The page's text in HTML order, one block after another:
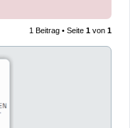
1 Beitrag • Seite 1 von 1